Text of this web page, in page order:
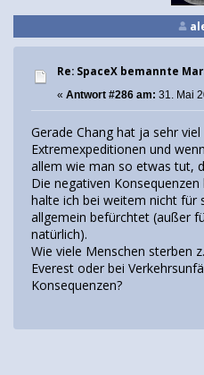
Re: SpaceX bemannte
« Antwort #286 am: 31. Mai
Gerade Chang hat ja sehr
Extremexpeditionen und
allem wie man so etwas tut,
Die negativen
halte ich bei weitem nicht für
allgemein befürchtet (außer
natürlich).
Wie viele Menschen sterben
Everest oder bei
Konsequenzen?